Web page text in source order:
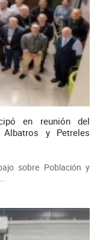
en reunión del
y Petreles
sobre Población y